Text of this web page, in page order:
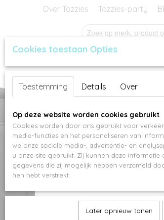
Over Tazzies Tazzies-party
Rotterdam
Aantal
Specificaties
Cookies toestaan Opties
Toestemming Details Over
Op deze website worden cookies gebruikt
Cookies worden door ons gebruikt voor
media-functies en het personaliseren van
we onze sociale media-, advertentie- en
u onze site gebruikt. Zij kunnen deze
gegevens die zij mogelijk hebben verzameld
hen hebt verstrekt.
Later opnieuw tonen